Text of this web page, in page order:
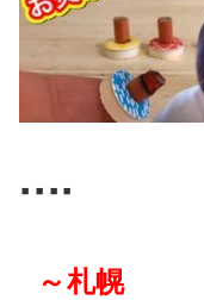
▪️▪️▪️▪️
～札幌